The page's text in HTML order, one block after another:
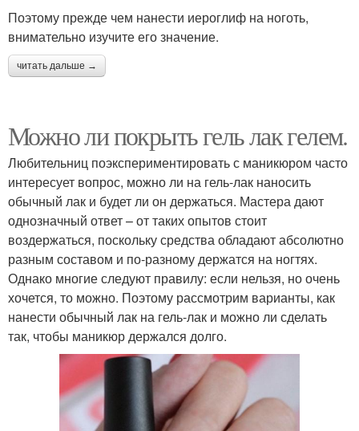
Поэтому прежде чем нанести иероглиф на ноготь,
внимательно изучите его значение.
читать дальше →
Можно ли покрыть гель лак гелем.
Любительниц поэкспериментировать с маникюром часто
интересует вопрос, можно ли на гель-лак наносить
обычный лак и будет ли он держаться. Мастера дают
однозначный ответ – от таких опытов стоит
воздержаться, поскольку средства обладают абсолютно
разным составом и по-разному держатся на ногтях.
Однако многие следуют правилу: если нельзя, но очень
хочется, то можно. Поэтому рассмотрим варианты, как
нанести обычный лак на гель-лак и можно ли сделать
так, чтобы маникюр держался долго.